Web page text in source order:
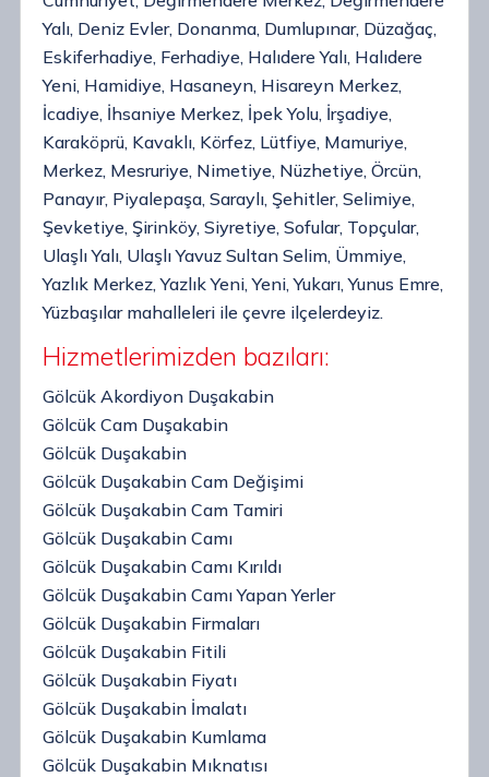
Yalı, Deniz Evler, Donanma, Dumlupınar, Düzağaç,
Eskiferhadiye, Ferhadiye, Halıdere Yalı, Halıdere
Yeni, Hamidiye, Hasaneyn, Hisareyn Merkez,
İcadiye, İhsaniye Merkez, İpek Yolu, İrşadiye,
Karaköprü, Kavaklı, Körfez, Lütfiye, Mamuriye,
Merkez, Mesruriye, Nimetiye, Nüzhetiye, Örcün,
Panayır, Piyalepaşa, Saraylı, Şehitler, Selimiye,
Şevketiye, Şirinköy, Siyretiye, Sofular, Topçular,
Ulaşlı Yalı, Ulaşlı Yavuz Sultan Selim, Ümmiye,
Yazlık Merkez, Yazlık Yeni, Yeni, Yukarı, Yunus Emre,
Yüzbaşılar mahalleleri ile çevre ilçelerdeyiz.
Hizmetlerimizden bazıları:
Gölcük Akordiyon Duşakabin
Gölcük Cam Duşakabin
Gölcük Duşakabin
Gölcük Duşakabin Cam Değişimi
Gölcük Duşakabin Cam Tamiri
Gölcük Duşakabin Camı
Gölcük Duşakabin Camı Kırıldı
Gölcük Duşakabin Camı Yapan Yerler
Gölcük Duşakabin Firmaları
Gölcük Duşakabin Fitili
Gölcük Duşakabin Fiyatı
Gölcük Duşakabin İmalatı
Gölcük Duşakabin Kumlama
Gölcük Duşakabin Mıknatısı